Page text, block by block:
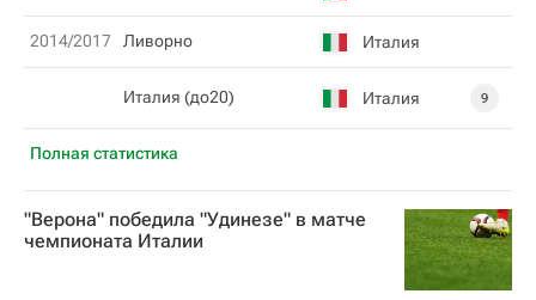
Полная статистика
2014/2017 Ливорно Италия
Италия (до20) Италия 9
"Верона" победила "Удинезе" в матче
чемпионата Италии